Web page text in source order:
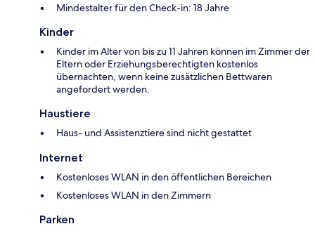
Mindestalter für den Check-in: 18 Jahre
Kinder
Kinder im Alter von bis zu 11 Jahren können im Zimmer der
Eltern oder Erziehungsberechtigten kostenlos
übernachten, wenn keine zusätzlichen Bettwaren
angefordert werden.
Haustiere
Haus- und Assistenztiere sind nicht gestattet
Internet
Kostenloses WLAN in den öffentlichen Bereichen
Kostenloses WLAN in den Zimmern
Parken